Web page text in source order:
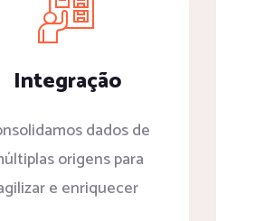
Integração
dados de
origens para
e enriquecer